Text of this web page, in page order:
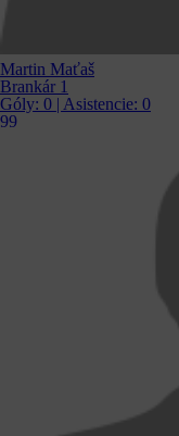
Martin Maťaš
Brankár 1
Góly: 0 | Asistencie: 0
99